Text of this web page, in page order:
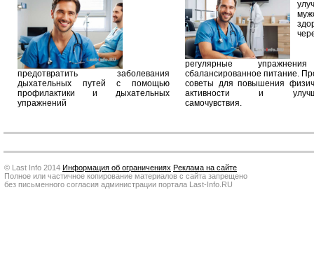
предотвратить заболевания
дыхательных путей с помощью
профилактики и дыхательных
упражнений
регулярные
сбалансированное питание.
советы для повышения
активности и
самочувствия.
© Last Info 2014 Информация об ограничениях Реклама на сайте
Полное или частичное копирование материалов с сайта запрещено
без письменного согласия администрации портала Last-Info.RU